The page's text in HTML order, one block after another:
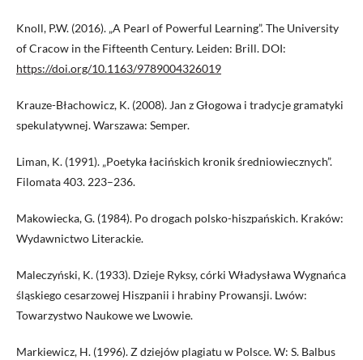
Knoll, P.W. (2016). „A Pearl of Powerful Learning”. The University
of Cracow in the Fifteenth Century. Leiden: Brill. DOI:
https://doi.org/10.1163/9789004326019
Krauze-Błachowicz, K. (2008). Jan z Głogowa i tradycje gramatyki
spekulatywnej. Warszawa: Semper.
Liman, K. (1991). „Poetyka łacińskich kronik średniowiecznych”.
Filomata 403. 223–236.
Makowiecka, G. (1984). Po drogach polsko-hiszpańskich. Kraków:
Wydawnictwo Literackie.
Maleczyński, K. (1933). Dzieje Ryksy, córki Władysława Wygnańca
śląskiego cesarzowej Hiszpanii i hrabiny Prowansji. Lwów:
Towarzystwo Naukowe we Lwowie.
Markiewicz, H. (1996). Z dziejów plagiatu w Polsce. W: S. Balbus